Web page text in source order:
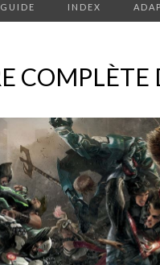
GUIDE INDEX
COMPLÈTE